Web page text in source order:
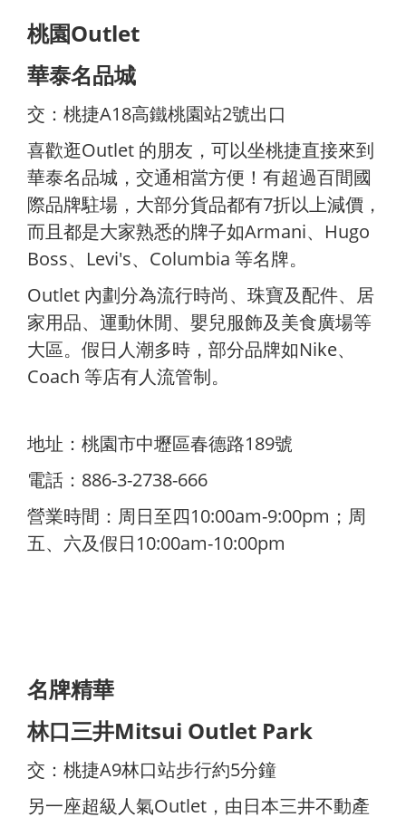
桃園Outlet
華泰名品城
交：桃捷A18高鐵桃園站2號出口
喜歡逛Outlet 的朋友，可以坐桃捷直接來到
華泰名品城，交通相當方便！有超過百間國
際品牌駐場，大部分貨品都有7折以上減價，
而且都是大家熟悉的牌子如Armani、Hugo
Boss、Levi's、Columbia 等名牌。
Outlet 內劃分為流行時尚、珠寶及配件、居
家用品、運動休閒、嬰兒服飾及美食廣場等
大區。假日人潮多時，部分品牌如Nike、
Coach 等店有人流管制。
地址：桃園市中壢區春德路189號
電話：886-3-2738-666
營業時間：周日至四10:00am-9:00pm；周
五、六及假日10:00am-10:00pm
名牌精華
林口三井Mitsui Outlet Park
交：桃捷A9林口站步行約5分鐘
另一座超級人氣Outlet，由日本三井不動產